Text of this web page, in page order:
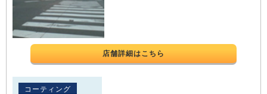
店舗詳細はこちら
コーティング